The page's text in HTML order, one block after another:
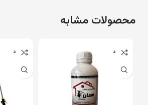
محصولات مشابه
ناموجود ناموجود